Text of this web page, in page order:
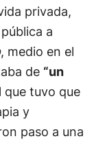
privada,
a
, medio en el
de “un
que tuvo que
y
paso a una